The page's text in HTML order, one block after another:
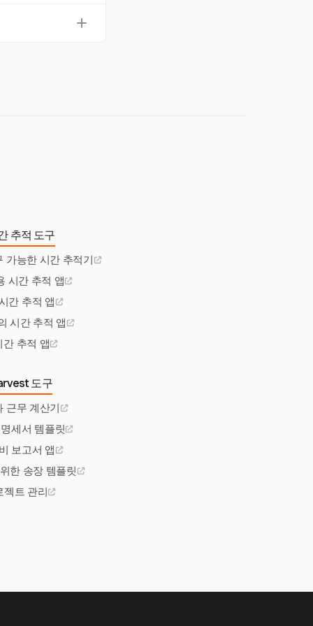
추적 도구
가능한 시간 추적기
시간 추적 앱
간 추적 앱
시간 추적 앱
간 추적 앱
도구
근무 계산기
세서 템플릿
보고서 앱
한 송장 템플릿
젝트 관리